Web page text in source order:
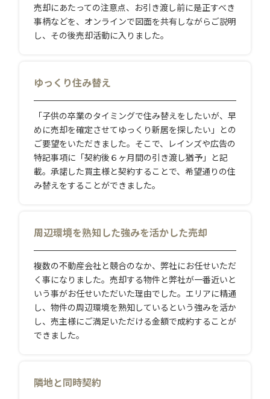
売却にあたっての注意点、お引き渡し前に是正すべき
事柄などを、オンラインで図面を共有しながらご説明
し、その後売却活動に入りました。
ゆっくり住み替え
「子供の卒業のタイミングで住み替えをしたいが、早
めに売却を確定させてゆっくり新居を探したい」との
ご要望をいただきました。そこで、レインズや広告の
特記事項に「契約後６ヶ月間の引き渡し猶予」と記
載。承諾した買主様と契約することで、希望通りの住
み替えをすることができました。
周辺環境を熟知した強みを活かした売却
複数の不動産会社と競合のなか、弊社にお任せいただ
く事になりました。売却する物件と弊社が一番近いと
いう事がお任せいただいた理由でした。エリアに精通
し、物件の周辺環境を熟知しているという強みを活か
し、売主様にご満足いただける金額で成約することが
できました。
隣地と同時契約